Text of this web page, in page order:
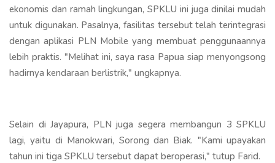
ekonomis dan ramah lingkungan, SPKLU ini juga dinilai mudah
untuk digunakan. Pasalnya, fasilitas tersebut telah terintegrasi
dengan aplikasi PLN Mobile yang membuat penggunaannya
lebih praktis. "Melihat ini, saya rasa Papua siap menyongsong
hadirnya kendaraan berlistrik," ungkapnya.
Selain di Jayapura, PLN juga segera membangun 3 SPKLU
lagi, yaitu di Manokwari, Sorong dan Biak. "Kami upayakan
tahun ini tiga SPKLU tersebut dapat beroperasi," tutup Farid.